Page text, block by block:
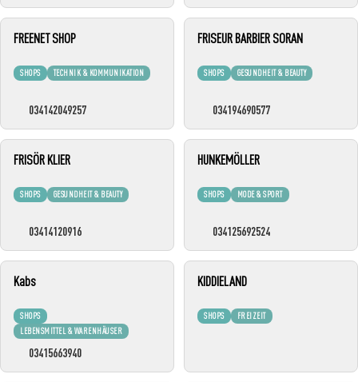
SHOPS TECHNIK & KOMMUNIKATION
FREENET SHOP
034142049257
SHOPS GESUNDHEIT & BEAUTY
FRISEUR BARBIER SORAN
034194690577
SHOPS GESUNDHEIT & BEAUTY
FRISÖR KLIER
03414120916
SHOPS MODE & SPORT
HUNKEMÖLLER
034125692524
SHOPS
LEBENSMITTEL & WARENHÄUSER
Kabs
03415663940
SHOPS FREIZEIT
KIDDIELAND